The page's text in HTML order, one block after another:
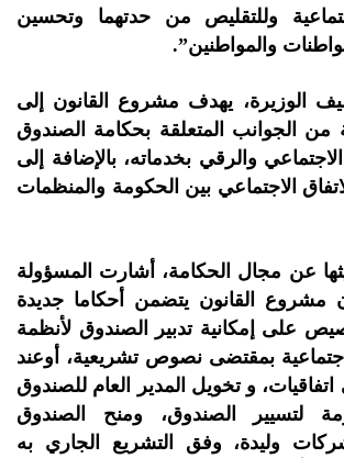
وللتقليص من حدتهما وتحسين
والمواطنين”.
الوزيرة، يهدف مشروع القانون إلى
الجوانب المتعلقة بحكامة الصندوق
والرقي بخدماته، بالإضافة إلى
الاجتماعي بين الحكومة والمنظمات
عن مجال الحكامة، أشارت المسؤولة
مشروع القانون يتضمن أحكاما جديدة
على إمكانية تدبير الصندوق لأنظمة
بمقتضى نصوص تشريعية، أوعند
اتفاقيات، و تخويل المدير العام للصندوق
لتسيير الصندوق، ومنح الصندوق
شركات وليدة، وفق التشريع الجاري به